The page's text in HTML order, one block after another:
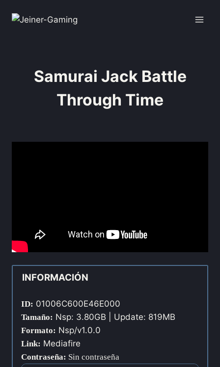
Samurai Jack Battle
Through Time
INFORMACIÓN
ID: 01006C600E46E000
Tamaño: Nsp: 3.80GB | Update: 819MB
Formato: Nsp/v1.0.0
Link: Mediafire
Contraseña: Sin contraseña